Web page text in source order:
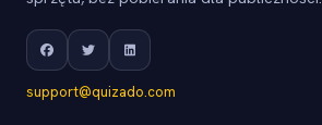
support@quizado.com